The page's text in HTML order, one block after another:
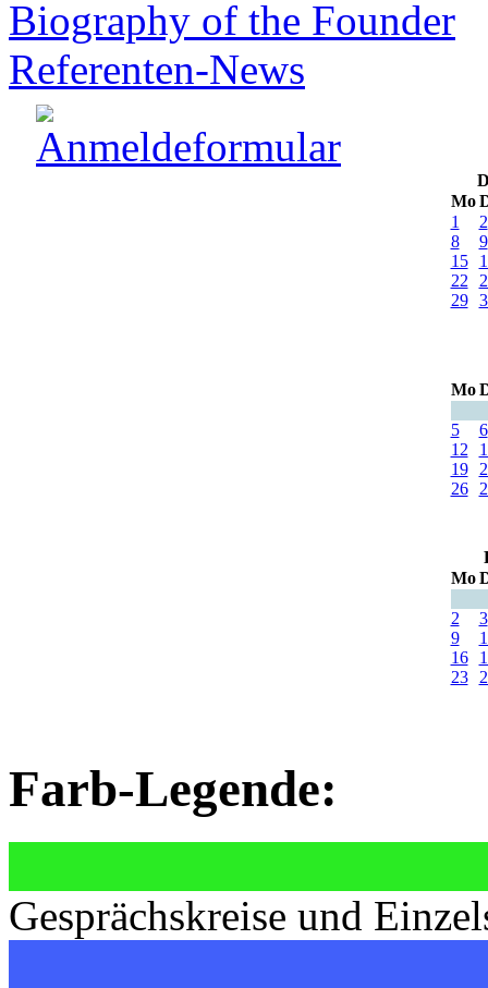
Biography of the Founder
Referenten-News
Mo
1
2
8
9
15
22
29
Mo
5
6
12
19
26
Mo
2
3
9
16
23
Farb-Legende:
Gesprächskreise und